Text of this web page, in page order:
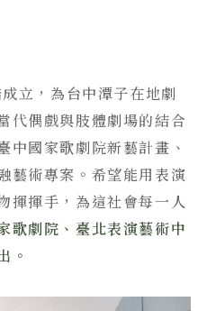
立，為台中潭子在地劇
代偶戲與肢體劇場的結合
中國家歌劇院新藝計畫、
藝術專案。希望能用表演
揮揮手，為這社會每一人
歌劇院、臺北表演藝術中
。